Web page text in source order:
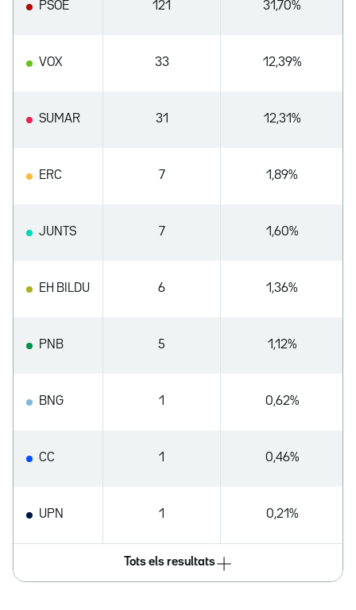
PSOE 121 31,70%
VOX 33 12,39%
SUMAR 31 12,31%
ERC 7 1,89%
JUNTS 7 1,60%
EH BILDU 6 1,36%
PNB 5 1,12%
BNG 1 0,62%
CC 1 0,46%
UPN 1 0,21%
Tots els resultats